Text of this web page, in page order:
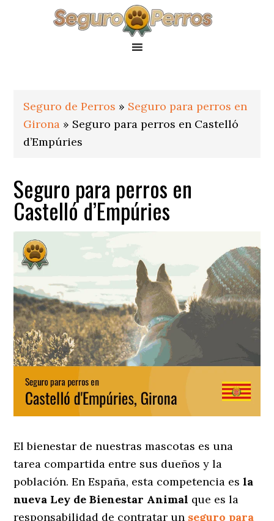
Seguro de Perros » Seguro para perros en
Girona » Seguro para perros en Castelló
d’Empúries
Seguro para perros en
Castelló d’Empúries
El bienestar de nuestras mascotas es una
tarea compartida entre sus dueños y la
población. En España, esta competencia esla
nueva Ley de Bienestar Animal que es la
responsabilidad de contratar un seguro para